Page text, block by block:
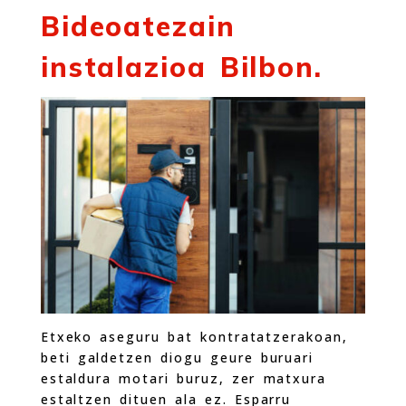
Bideoatezain
instalazioa Bilbon.
Etxeko aseguru bat kontratatzerakoan,
beti galdetzen diogu geure buruari
estaldura motari buruz, zer matxura
estaltzen dituen ala ez. Esparru